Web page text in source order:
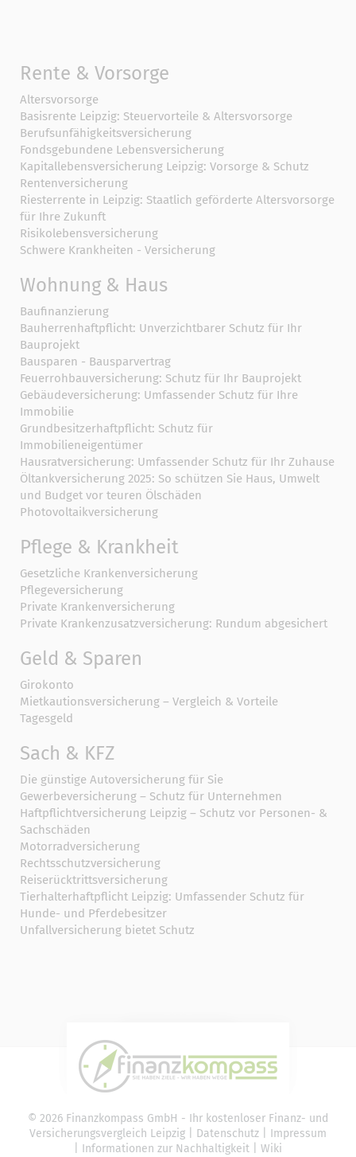
Rente & Vorsorge
Altersvorsorge
Basisrente Leipzig: Steuervorteile & Altersvorsorge
Berufs­unfähigkeitsversicherung
Fondsgebundene Lebensversicherung
Kapitallebensversicherung Leipzig: Vorsorge & Schutz
Rentenversicherung
Riesterrente in Leipzig: Staatlich geförderte Altersvorsorge
für Ihre Zukunft
Risikolebensversicherung
Schwere Krankheiten - Versicherung
Wohnung & Haus
Baufinanzierung
Bauherrenhaftpflicht: Unverzichtbarer Schutz für Ihr
Bauprojekt
Bausparen - Bausparvertrag
Feuerrohbauversicherung: Schutz für Ihr Bauprojekt
Gebäudeversicherung: Umfassender Schutz für Ihre
Immobilie
Grundbesitzerhaftpflicht: Schutz für
Immobilieneigentümer
Hausratversicherung: Umfassender Schutz für Ihr Zuhause
Öltankversicherung 2025: So schützen Sie Haus, Umwelt
und Budget vor teuren Ölschäden
Photovoltaikversicherung
Pflege & Krankheit
Gesetzliche Krankenversicherung
Pflegeversicherung
Private Krankenversicherung
Private Krankenzusatzversicherung: Rundum abgesichert
Geld & Sparen
Girokonto
Mietkautionsversicherung – Vergleich & Vorteile
Tagesgeld
Sach & KFZ
Die günstige Autoversicherung für Sie
Gewerbeversicherung – Schutz für Unternehmen
Haftpflichtversicherung Leipzig – Schutz vor Personen- &
Sachschäden
Motorradversicherung
Rechtsschutzversicherung
Reiserücktrittsversicherung
Tierhalterhaftpflicht Leipzig: Umfassender Schutz für
Hunde- und Pferdebesitzer
Unfallversicherung bietet Schutz
© 2026 Finanzkompass GmbH - Ihr kostenloser Finanz- und
Versicherungsvergleich Leipzig | Datenschutz
Impressum
Informationen zur Nachhaltigkeit Wiki